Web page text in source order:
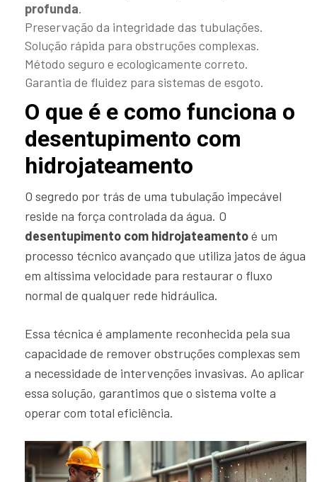
profunda.
Preservação da integridade das tubulações.
Solução rápida para obstruções complexas.
Método seguro e ecologicamente correto.
Garantia de fluidez para sistemas de esgoto.
O que é e como funciona o
desentupimento com
hidrojateamento
O segredo por trás de uma tubulação impecável
reside na força controlada da água. O
desentupimento com hidrojateamentoé um
processo técnico avançado que utiliza jatos de água
em altíssima velocidade para restaurar o fluxo
normal de qualquer rede hidráulica.
Essa técnica é amplamente reconhecida pela sua
capacidade de remover obstruções complexas sem
a necessidade de intervenções invasivas. Ao aplicar
essa solução, garantimos que o sistema volte a
operar com total eficiência.